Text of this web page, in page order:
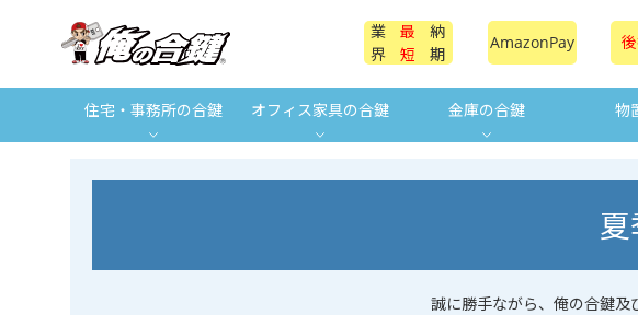
業
界
最
短
納
期
AmazonPay
住宅・事務所の合鍵 オフィス家具の合鍵 金庫の合鍵 物
誠に勝手ながら、俺の合鍵及